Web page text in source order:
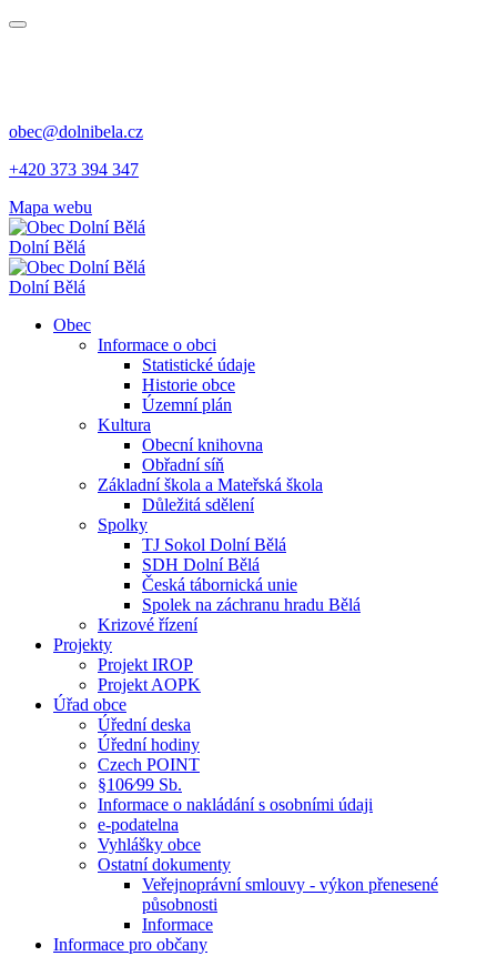
obec@dolnibela.cz
+420 373 394 347
Mapa webu
Dolní Bělá
Dolní Bělá
Obec
Informace o obci
Statistické údaje
Historie obce
Územní plán
Kultura
Obecní knihovna
Obřadní síň
Základní škola a Mateřská škola
Důležitá sdělení
Spolky
TJ Sokol Dolní Bělá
SDH Dolní Bělá
Česká tábornická unie
Spolek na záchranu hradu Bělá
Krizové řízení
Projekty
Projekt IROP
Projekt AOPK
Úřad obce
Úřední deska
Úřední hodiny
Czech POINT
§106⁄99 Sb.
Informace o nakládání s osobními údaji
e-podatelna
Vyhlášky obce
Ostatní dokumenty
Veřejnoprávní smlouvy - výkon přenesené
působnosti
Informace
Informace pro občany